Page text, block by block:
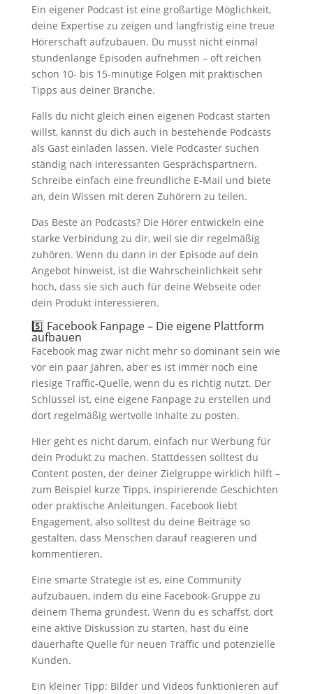
Ein eigener Podcast ist eine großartige Möglichkeit,
deine Expertise zu zeigen und langfristig eine treue
Hörerschaft aufzubauen. Du musst nicht einmal
stundenlange Episoden aufnehmen – oft reichen
schon 10- bis 15-minütige Folgen mit praktischen
Tipps aus deiner Branche.
Falls du nicht gleich einen eigenen Podcast starten
willst, kannst du dich auch in bestehende Podcasts
als Gast einladen lassen. Viele Podcaster suchen
ständig nach interessanten Gesprächspartnern.
Schreibe einfach eine freundliche E-Mail und biete
an, dein Wissen mit deren Zuhörern zu teilen.
Das Beste an Podcasts? Die Hörer entwickeln eine
starke Verbindung zu dir, weil sie dir regelmäßig
zuhören. Wenn du dann in der Episode auf dein
Angebot hinweist, ist die Wahrscheinlichkeit sehr
hoch, dass sie sich auch für deine Webseite oder
dein Produkt interessieren.
5️⃣ Facebook Fanpage – Die eigene Plattform
aufbauen
Facebook mag zwar nicht mehr so dominant sein wie
vor ein paar Jahren, aber es ist immer noch eine
riesige Traffic-Quelle, wenn du es richtig nutzt. Der
Schlüssel ist, eine eigene Fanpage zu erstellen und
dort regelmäßig wertvolle Inhalte zu posten.
Hier geht es nicht darum, einfach nur Werbung für
dein Produkt zu machen. Stattdessen solltest du
Content posten, der deiner Zielgruppe wirklich hilft –
zum Beispiel kurze Tipps, inspirierende Geschichten
oder praktische Anleitungen. Facebook liebt
Engagement, also solltest du deine Beiträge so
gestalten, dass Menschen darauf reagieren und
kommentieren.
Eine smarte Strategie ist es, eine Community
aufzubauen, indem du eine Facebook-Gruppe zu
deinem Thema gründest. Wenn du es schaffst, dort
eine aktive Diskussion zu starten, hast du eine
dauerhafte Quelle für neuen Traffic und potenzielle
Kunden.
Ein kleiner Tipp: Bilder und Videos funktionieren auf